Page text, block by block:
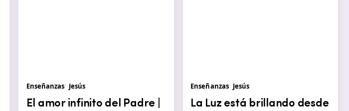
Enseñanzas Jesús
El amor infinito del Padre |
Enseñanzas Jesús
La Luz está brillando desde